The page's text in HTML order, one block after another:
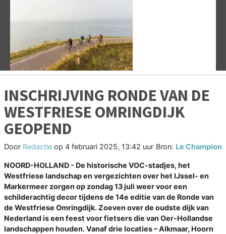
INSCHRIJVING RONDE VAN DE
WESTFRIESE OMRINGDIJK
GEOPEND
Door Redactie op 4 februari 2025, 13:42 uur Bron: Le Champion
NOORD-HOLLAND - De historische VOC-stadjes, het
Westfriese landschap en vergezichten over het IJssel- en
Markermeer zorgen op zondag 13 juli weer voor een
schilderachtig decor tijdens de 14e editie van de Ronde van
de Westfriese Omringdijk. Zoeven over de oudste dijk van
Nederland is een feest voor fietsers die van Oer-Hollandse
landschappen houden. Vanaf drie locaties – Alkmaar, Hoorn